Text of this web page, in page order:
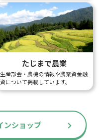
たじまで農業
生産部会・農機の情報や農業資金融
資について掲載しています。
ンショップ